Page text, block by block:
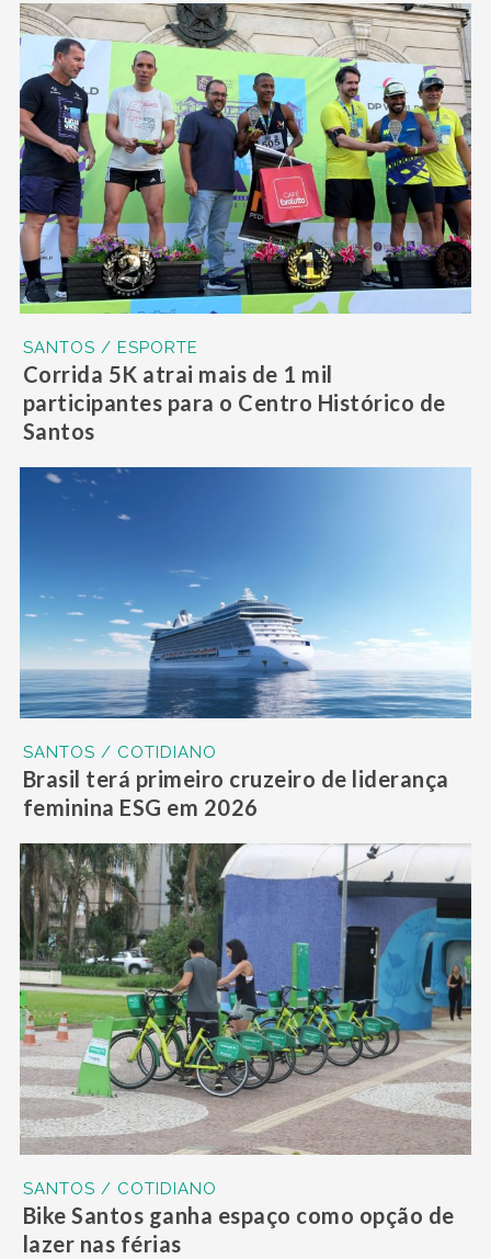
SANTOS / ESPORTE
Corrida 5K atrai mais de 1 mil
participantes para o Centro Histórico de
Santos
SANTOS / COTIDIANO
Brasil terá primeiro cruzeiro de liderança
feminina ESG em 2026
SANTOS / COTIDIANO
Bike Santos ganha espaço como opção de
lazer nas férias